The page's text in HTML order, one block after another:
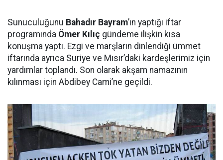
Sunuculuğunu Bahadır Bayram’ın yaptığı iftar
programında Ömer Kılıç gündeme ilişkin kısa
konuşma yaptı. Ezgi ve marşların dinlendiği ümmet
iftarında ayrıca Suriye ve Mısır’daki kardeşlerimiz için
yardımlar toplandı. Son olarak akşam namazının
kılınması için Abdibey Cami’ne geçildi.